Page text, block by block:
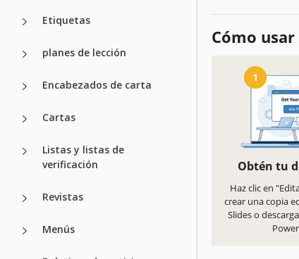
Etiquetas
planes de lección
Encabezados de carta
Cartas
Listas y listas de
verificación
Revistas
Menús
Cómo
1
Obtén tu
Haz clic en
crear una copia
Slides o